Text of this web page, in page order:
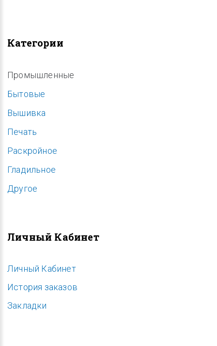
Категории
Промышленные
Бытовые
Вышивка
Печать
Раскройное
Гладильное
Другое
Личный Кабинет
Личный Кабинет
История заказов
Закладки